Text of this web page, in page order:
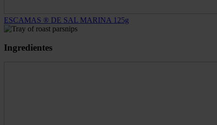
ESCAMAS ® DE SAL MARINA 125g
Ingredientes